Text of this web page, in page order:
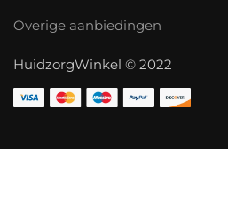
Overige aanbiedingen
HuidzorgWinkel © 2022